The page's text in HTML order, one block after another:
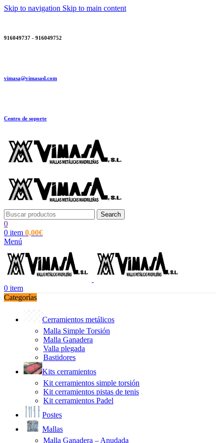
Skip to navigation Skip to main content
916049737 - 916049752
vimasa@vimasasl.com
Centro de soporte
Search
0
0 item 0,00€
Menú
0 item
Categorías
Cerramientos metálicos
Malla Simple Torsión
Malla Ganadera
Valla plegada
Bastidores
Kits cerramientos
Kit cerramientos simple torsión
Kit cerramientos pistas de tenis
Kit cerramientos Padel
Postes
Mallas
Malla Ganadera – Anudada